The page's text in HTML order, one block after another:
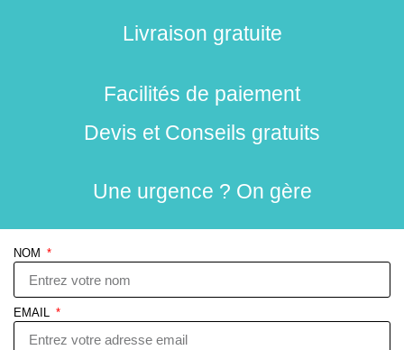
Livraison gratuite
Facilités de paiement
Devis et Conseils gratuits
Une urgence ? On gère
NOM
EMAIL